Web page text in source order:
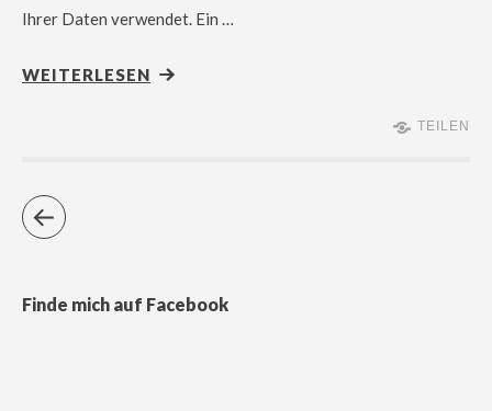
Ihrer Daten verwendet. Ein …
WEITERLESEN
TEILEN
Finde mich auf Facebook